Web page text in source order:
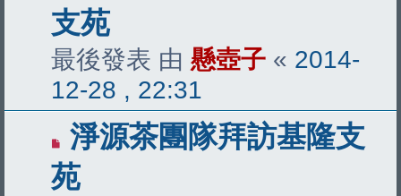
支苑
最後發表 由 懸壺子 « 2014-
12-28 , 22:31
淨源茶團隊拜訪基隆支
苑